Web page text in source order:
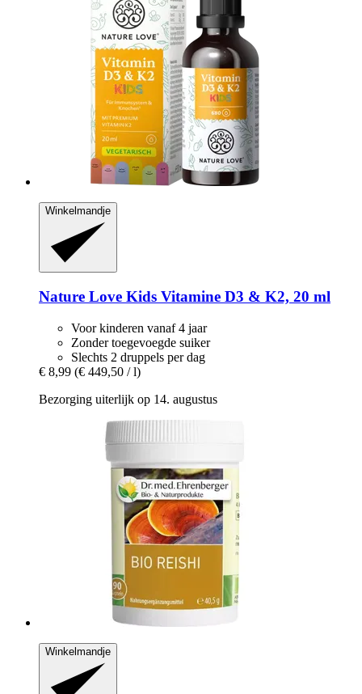
Winkelmandje
Nature Love Kids Vitamine D3 & K2, 20 ml
Voor kinderen vanaf 4 jaar
Zonder toegevoegde suiker
Slechts 2 druppels per dag
€ 8,99 (€ 449,50 / l)
Bezorging uiterlijk op 14. augustus
Winkelmandje